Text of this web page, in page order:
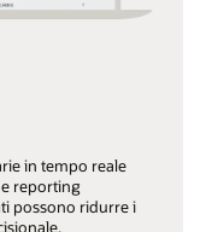
in tempo reale
reporting
possono ridurre i